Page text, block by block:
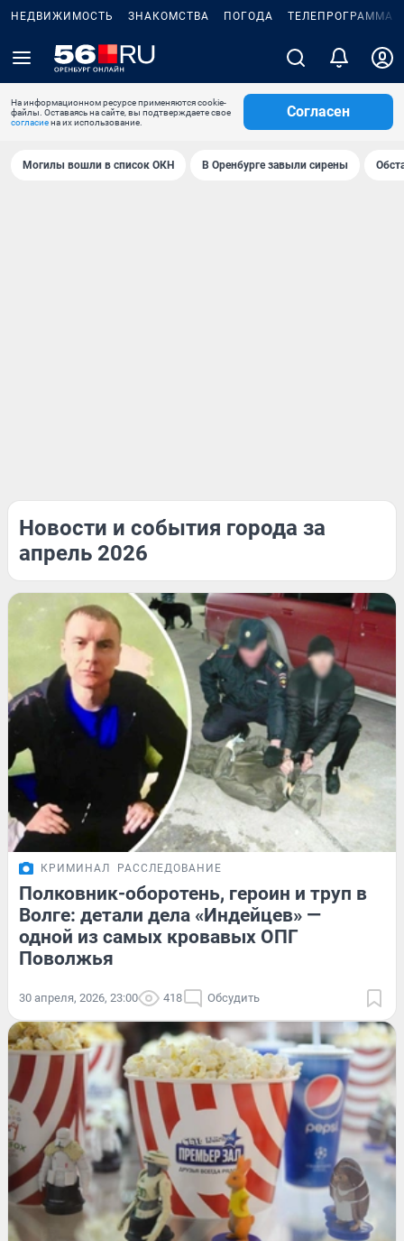
НЕДВИЖИМОСТЬ ЗНАКОМСТВА ПОГОДА ТЕЛЕПРОГРАММА
На информационном ресурсе применяются cookie-
файлы. Оставаясь на сайте, вы подтверждаете свое
согласиена их использование.
Согласен
Могилы вошли в список ОКН В Оренбурге завыли сирены
Новости и события города за
апрель 2026
КРИМИНАЛ РАССЛЕДОВАНИЕ
Полковник-оборотень, героин и труп в
Волге: детали дела «Индейцев» —
одной из самых кровавых ОПГ
Поволжья
30 апреля, 2026, 23:00 418 Обсудить